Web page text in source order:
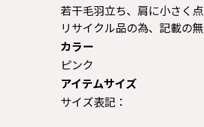
若干毛羽立ち、肩に小さく
リサイクル品の為、記載の
カラー
ピンク
アイテムサイズ
サイズ表記：